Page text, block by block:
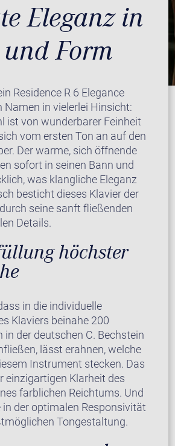
Eleganz in
Form
Residence R 6 Elegance
Namen in vielerlei Hinsicht:
ist von wunderbarer Feinheit
vom ersten Ton an auf den
Der warme, sich öffnende
sofort in seinen Bann und
was klangliche Eleganz
besticht dieses Klavier der
seine sanft fließenden
Details.
höchster
in die individuelle
Klaviers beinahe 200
in der deutschen C. Bechstein
lässt erahnen, welche
Instrument stecken. Das
einzigartigen Klarheit des
farblichen Reichtums. Und
in der optimalen Responsivität
Tongestaltung.